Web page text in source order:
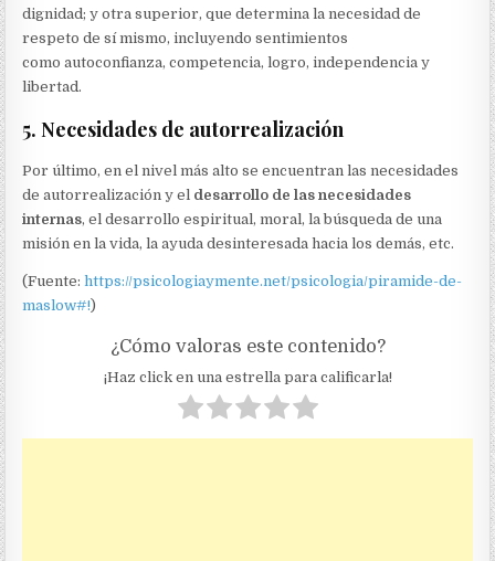
dignidad; y otra superior, que determina la necesidad de
respeto de sí mismo, incluyendo sentimientos
como autoconfianza, competencia, logro, independencia y
libertad.
5. Necesidades de autorrealización
Por último, en el nivel más alto se encuentran las necesidades
de autorrealización y el desarrollo de las necesidades
internas, el desarrollo espiritual, moral, la búsqueda de una
misión en la vida, la ayuda desinteresada hacia los demás, etc.
(Fuente:https://psicologiaymente.net/psicologia/piramide-de-
maslow#!)
¿Cómo valoras este contenido?
¡Haz click en una estrella para calificarla!